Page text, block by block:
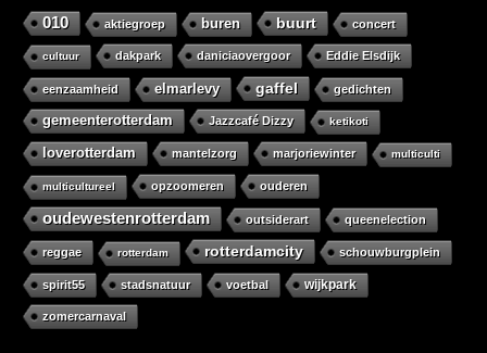
010 aktiegroep buren buurt concert
cultuur dakpark daniciaovergoor Eddie Elsdijk
eenzaamheid elmarlevy gaffel gedichten
gemeenterotterdam Jazzcafé Dizzy ketikoti
loverotterdam mantelzorg marjoriewinter multiculti
multicultureel opzoomeren ouderen
oudewestenrotterdam outsiderart queenelection
reggae rotterdam rotterdamcity schouwburgplein
spirit55 stadsnatuur voetbal wijkpark
zomercarnaval